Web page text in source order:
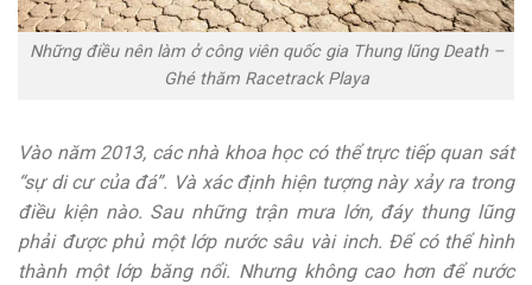
Những điều nên làm ở công viên quốc gia Thung lũng Death –
Ghé thăm Racetrack Playa
Vào năm 2013, các nhà khoa học có thể trực tiếp quan sát
“sự di cư của đá”. Và xác định hiện tượng này xảy ra trong
điều kiện nào. Sau những trận mưa lớn, đáy thung lũng
phải được phủ một lớp nước sâu vài inch. Để có thể hình
thành một lớp băng nổi. Nhưng không cao hơn để nước